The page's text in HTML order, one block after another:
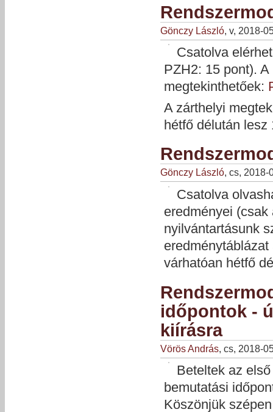
Gönczy László, v, 2018-
Csatolva
PZH2: 15 pont).
megtekinthetőek:
A zárthelyi
hétfő délután lesz
Gönczy László, cs, 2018-
Csatolva
eredményei
nyilvántartásunk
várhatóan hétfő
időpontok -
kiírásra
Vörös András, cs, 2018-
Beteltek az
bemutatási
Köszönjük